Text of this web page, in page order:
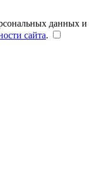
данных и
сайта.